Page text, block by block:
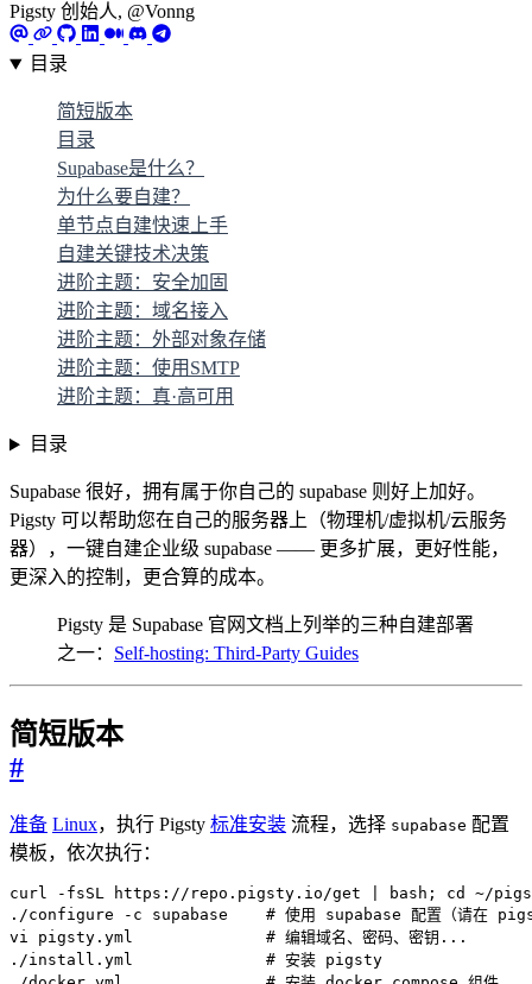
Pigsty 创始人, @Vonng
目录
简短版本
目录
Supabase是什么？
为什么要自建？
单节点自建快速上手
自建关键技术决策
进阶主题：安全加固
进阶主题：域名接入
进阶主题：外部对象存储
进阶主题：使用SMTP
进阶主题：真·高可用
目录
Supabase 很好，拥有属于你自己的 supabase 则好上加好。
Pigsty 可以帮助您在自己的服务器上（物理机/虚拟机/云服务
器），一键自建企业级 supabase —— 更多扩展，更好性能，
更深入的控制，更合算的成本。
Pigsty 是 Supabase 官网文档上列举的三种自建部署
之一： Self-hosting: Third-Party Guides
简短版本
#
准备 Linux，执行 Pigsty 标准安装 流程，选择 supabase 配置
模板，依次执行：
curl -fsSL https://repo.pigsty.io/get bash ;
cd
./configure -c supabase # 使用 supabase 配置（请在
vi pigsty.yml # 编辑域名、密码、密钥...
./install.yml # 安装 pigsty